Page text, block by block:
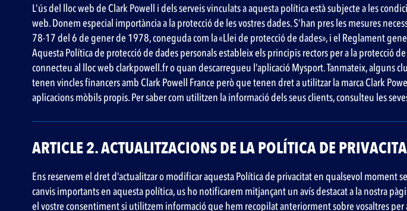
L’ús del lloc web de Clark Powell i dels serveis vinculats a aquesta política està subjecte a les
web. Donem especial importància a la protecció de les vostres dades. S’han pres les mesures
78-17 del 6 de gener de 1978, coneguda com la «Llei de protecció de dades», i el Reglament
Aquesta Política de protecció de dades personals estableix els principis rectors per a la protecció
connecteu al lloc web clarkpowell.fr o quan descarregueu l’aplicació Mysport. Tanmateix, alguns
tenen vincles financers amb Clark Powell France però que tenen dret a utilitzar la marca Clark
aplicacions mòbils propis. Per saber com utilitzen la informació dels seus clients, consulteu les
ARTICLE 2. ACTUALITZACIONS DE LA POLÍTICA DE
Ens reservem el dret d’actualitzar o modificar aquesta Política de privacitat en qualsevol moment
canvis importants en aquesta política, us ho notificarem mitjançant un avís destacat a la nostra
el vostre consentiment si utilitzem informació que hem recopilat anteriorment sobre vosaltres